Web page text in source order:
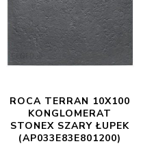
ROCA TERRAN 10X100
KONGLOMERAT
STONEX SZARY ŁUPEK
(AP033E83E801200)